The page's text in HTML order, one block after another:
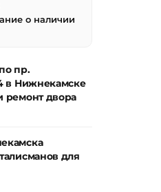
о наличии
пр.
в Нижнекамске
ремонт двора
для